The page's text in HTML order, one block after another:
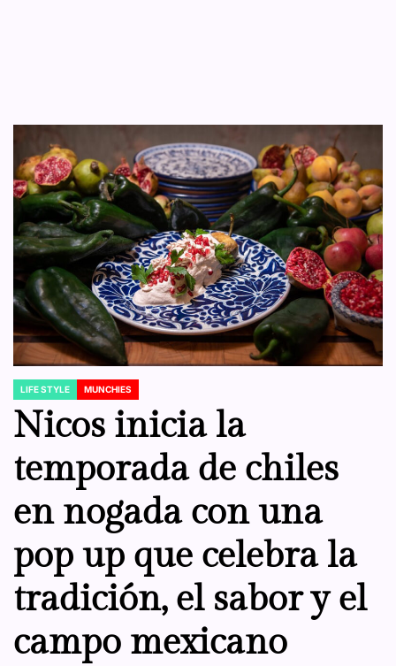
POSTED
IN
LIFE STYLE MUNCHIES
Nicos inicia la
temporada de chiles
en nogada con una
pop up que celebra la
tradición, el sabor y el
campo mexicano